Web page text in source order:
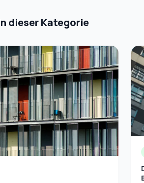
dieser Kategorie